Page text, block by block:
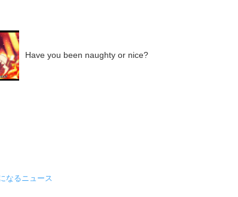
Have you been naughty or nice?
なるニュース